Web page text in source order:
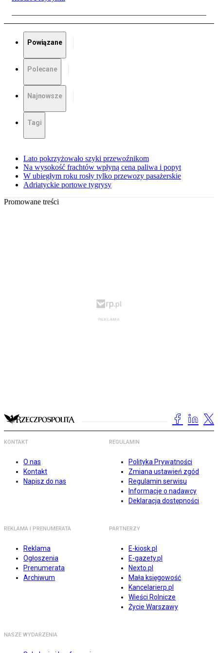
Powiązane
Polecane
Najnowsze
Tagi
Lato pokrzyżowało szyki przewoźnikom
Na wysokość frachtów wpłyną cena paliwa i popyt
W ubiegłym roku rosły tylko przewozy pasażerskie
Adriatyckie portowe tygrysy
Promowane treści
KONTAKT
O nas
Kontakt
Napisz do nas
REGULAMIN
Polityka Prywatności
Zmiana ustawień zgód
Regulamin serwisu
Informacje o nadawcy
Deklaracja dostępności
REKLAMA I PRENUMERATA
Reklama
Ogłoszenia
Prenumerata
Archiwum
PARTNERZY
E-kiosk.pl
E-gazety.pl
Nexto.pl
Mała księgowość
Kancelarierp.pl
Wieści Rolnicze
Życie Warszawy
NASZE WYDARZENIA